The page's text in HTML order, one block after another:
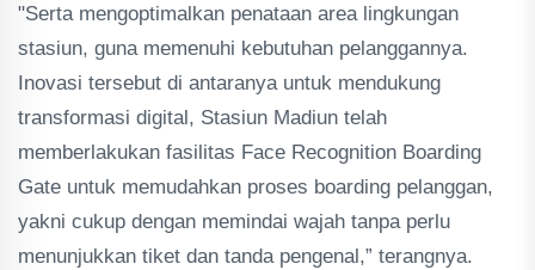
"Serta mengoptimalkan penataan area lingkungan
stasiun, guna memenuhi kebutuhan pelanggannya.
Inovasi tersebut di antaranya untuk mendukung
transformasi digital, Stasiun Madiun telah
memberlakukan fasilitas Face Recognition Boarding
Gate untuk memudahkan proses boarding pelanggan,
yakni cukup dengan memindai wajah tanpa perlu
menunjukkan tiket dan tanda pengenal,” terangnya.